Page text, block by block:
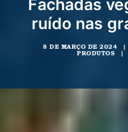
Fachadas
ruído nas
8 DE MARÇO DE 2024 |
PRODUTOS
|